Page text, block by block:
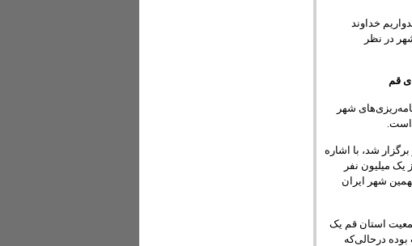
خداوند
در نظر
قم
شهر
است.
شد، با اشاره
میلیون نفر
شهر ایران
استان قم یک
درحالی‌که